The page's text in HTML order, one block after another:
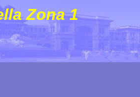
Zona 1